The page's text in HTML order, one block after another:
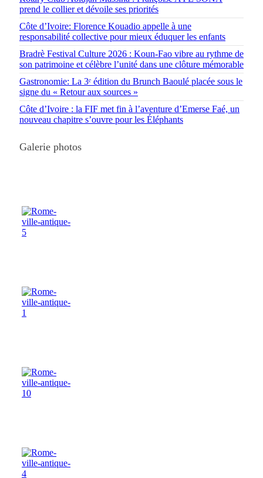
prend le collier et dévoile ses priorités
Côte d’Ivoire: Florence Kouadio appelle à une
responsabilité collective pour mieux éduquer les enfants
Bradrè Festival Culture 2026 : Koun-Fao vibre au rythme de
son patrimoine et célèbre l’unité dans une clôture mémorable
Gastronomie: La 3ᵉ édition du Brunch Baoulé placée sous le
signe du « Retour aux sources »
Côte d’Ivoire : la FIF met fin à l’aventure d’Emerse Faé, un
nouveau chapitre s’ouvre pour les Éléphants
Galerie photos